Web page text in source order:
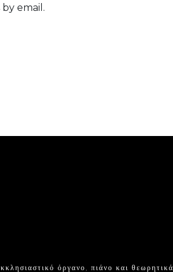
email.
όργανο, πιάνο και θεωρητικά